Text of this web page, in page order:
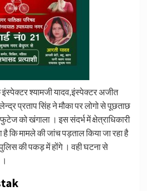
इंस्पेक्टर श्यामजी यादव,इंस्पेक्टर अजीत
प्रताप सिंह ने मौका पर लोगो से पूछताछ
को खंगाला । इस संदर्भ में क्षेत्राधिकारी
कि मामले की जांच पड़ताल किया जा रहा है
की पकड़ में होंगे । वही घटना से